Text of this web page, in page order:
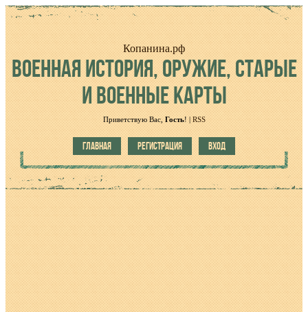
Копанина.рф
ВОЕННАЯИСТОРИЯ, ОРУЖИЕ, СТАРЫЕ
И ВОЕННЫЕ КАРТЫ
Приветствую Вас, Гость! | RSS
ГЛАВНАЯ РЕГИСТРАЦИЯ ВХОД